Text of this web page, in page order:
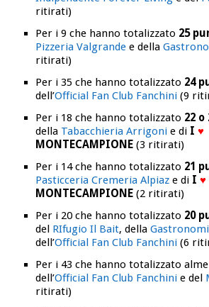
ritirati)
Per i 9 che hanno totalizzato 25
Pizzeria Valgrande e della
ritirati)
Per i 35 che hanno totalizzato 24
dell’Official Fan Club Fanchini (9
Per i 18 che hanno totalizzato 22 o
della Tabacchieria Arrigoni e di I ♥
MONTECAMPIONE (3 ritirati)
Per i 14 che hanno totalizzato 21
Pasticceria Cremeria Alpiaz e di I ♥
MONTECAMPIONE (2 ritirati)
Per i 20 che hanno totalizzato 20
del RIfugio Il Bait, della
dell’Official Fan Club Fanchini (6
Per i 43 che hanno totalizzato
dell’Official Fan Club Fanchini e del
ritirati)